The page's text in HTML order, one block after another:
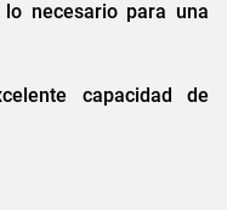
necesario para una
capacidad de